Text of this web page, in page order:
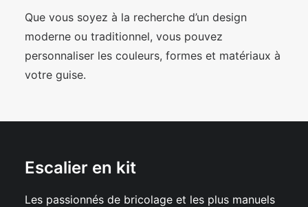
Que vous soyez à la recherche d’un design
moderne ou traditionnel, vous pouvez
personnaliser les couleurs, formes et matériaux à
votre guise.
Escalier en kit
Les passionnés de bricolage et les plus manuels